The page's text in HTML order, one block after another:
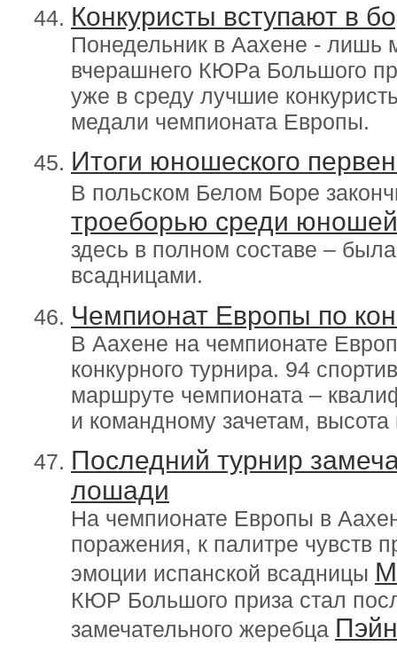
Конкуристы вступают в
Понедельник в Аахене - лишь
вчерашнего КЮРа Большого
уже в среду лучшие
медали чемпионата Европы.
Итоги юношеского
В польском Белом Боре
троеборью среди юношей
здесь в полном составе –
всадницами.
Чемпионат Европы по
В Аахене на чемпионате
конкурного турнира. 94
маршруте чемпионата –
и командному зачетам,
Последний турнир
лошади
На чемпионате Европы в
поражения, к палитре чувств
эмоции испанской всадницы
КЮР Большого приза стал
замечательного жеребца